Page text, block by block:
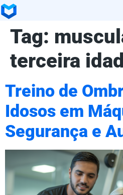
Tag:
terceira
Treino de
Idosos em
Segurança e